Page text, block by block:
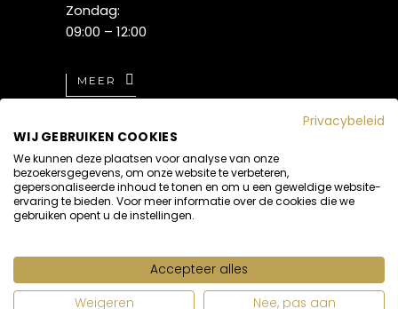
Zondag:
09:00 – 12:00
MEER
Realisatie:ATsites
Privacybeleid
WIJ GEBRUIKEN COOKIES
We kunnen deze plaatsen voor analyse van onze
bezoekersgegevens, om onze website te verbeteren,
gepersonaliseerde inhoud te tonen en om u een geweldige website-
ervaring te bieden. Voor meer informatie over de cookies die we
gebruiken opent u de instellingen.
Accepteer alles
Weigeren
Nee, pas aan